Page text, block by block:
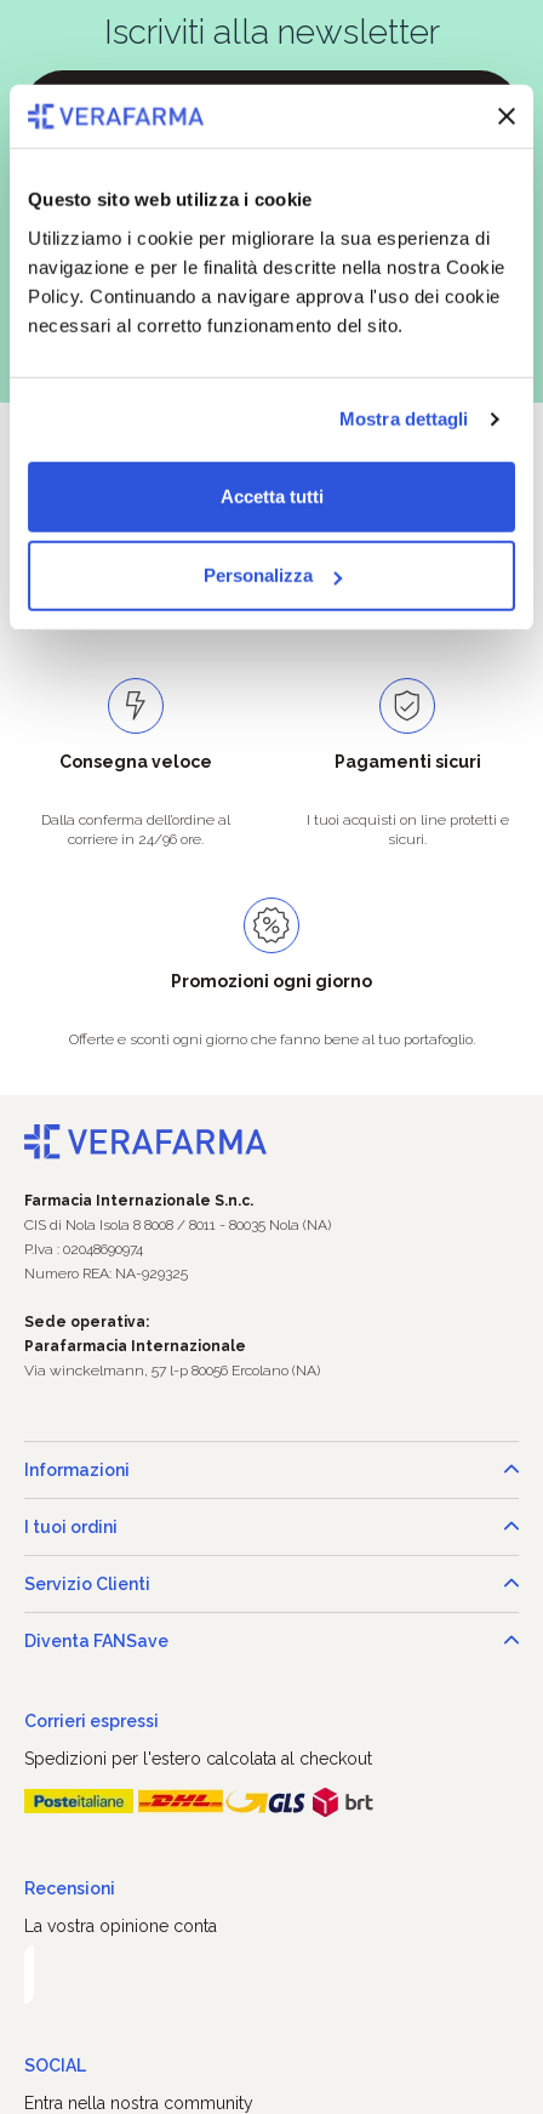
Questo sito web utilizza i cookie
Utilizziamo i cookie per migliorare la sua esperienza di
navigazione e per le finalità descritte nella nostra Cookie
Policy. Continuando a navigare approva l'uso dei cookie
necessari al corretto funzionamento del sito.
Mostra dettagli
Accetta tutti
Personalizza
Iscriviti alla newsletter
espressamente al trattamento dei miei dati personali per finalità
commerciali da parte di Verafarma, tra cui invio di comunicazioni
marketing (con modalità telematiche - quali ad es. newsletter ed e-mail
con inviti e comunicazioni commerciali - e modalità tradizionali, quali ad
es. posta cartacea)
Catalogo prodotti ampio e completo
Con un acquisto minimo di 29.90 €
Consegna veloce
Dalla conferma dell’ordine al
corriere in 24/96 ore.
Pagamenti sicuri
I tuoi acquisti on line protetti e
sicuri.
Promozioni ogni giorno
Offerte e sconti ogni giorno che fanno bene al tuo portafoglio.
Farmacia Internazionale S.n.c.
CIS di Nola Isola 8 8008 / 8011 - 80035 Nola (NA)
P.Iva : 02048690974
Numero REA: NA-929325
Sede operativa:
Parafarmacia Internazionale
Via winckelmann, 57 l-p 80056 Ercolano (NA)
Informazioni
I tuoi ordini
Servizio Clienti
Diventa FANSave
Corrieri espressi
Spedizioni per l'estero calcolata al checkout
Recensioni
La vostra opinione conta
SOCIAL
Entra nella nostra community